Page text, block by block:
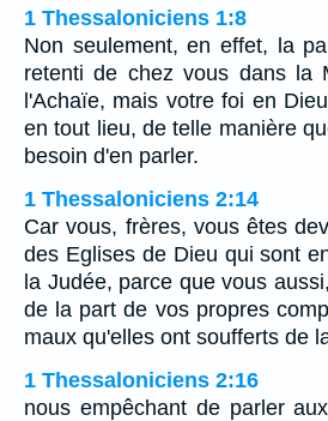
1 Thessaloniciens 1:8
Non seulement, en effet, la
retenti de chez vous dans la
l'Achaïe, mais votre foi en
en tout lieu, de telle manière
besoin d'en parler.
1 Thessaloniciens 2:14
Car vous, frères, vous êtes
des Eglises de Dieu qui sont
la Judée, parce que vous
de la part de vos propres
maux qu'elles ont soufferts de
1 Thessaloniciens 2:16
nous empêchant de parler